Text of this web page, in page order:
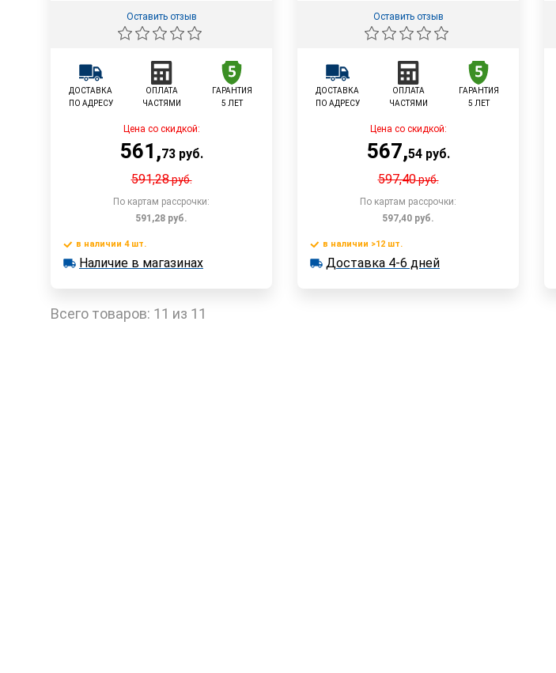
Оставить отзыв
ДОСТАВКА
ПО АДРЕСУ
ОПЛАТА
ЧАСТЯМИ
ГАРАНТИЯ
5 ЛЕТ
Цена со скидкой:
561 ,73руб.
591,28руб.
По картам рассрочки:
591,28 руб.
В корзину
Быстрый заказ
в наличии 4 шт.
в наличии 4 шт.
Наличие в магазинах
Оставить отзыв
ДОСТАВКА
ПО АДРЕСУ
ОПЛАТА
ЧАСТЯМИ
ГАРАНТИЯ
5 ЛЕТ
Цена со скидкой:
567,54руб.
597,40руб.
По картам рассрочки:
597,40 руб.
В корзину
в наличии >12 шт.
в наличии >12 шт.
Доставка 4-6 дней
Всего товаров: 11 из 11